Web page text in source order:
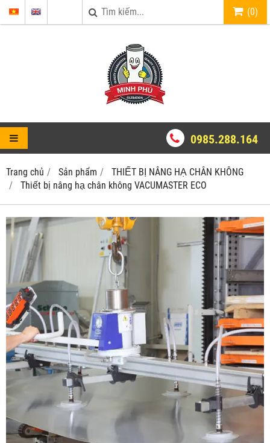
(0)
0985.288.164
Trang chủ Sản phẩm
THIẾT BỊ NÂNG HẠ CHÂN KHÔNG
Thiết bị nâng hạ chân không VACUMASTER ECO